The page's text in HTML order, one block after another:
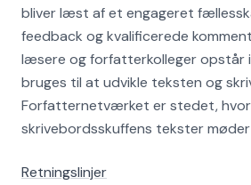
bliver læst af et engageret
feedback og kvalificerede
læsere og forfatterkolleger opstår
bruges til at udvikle teksten og
Forfatternetværket er stedet, hvor
skrivebordsskuffens tekster
Retningslinjer